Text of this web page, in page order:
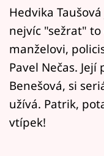
Přihlášení
Sledujte nás
Hedvika
nejvíc "sežrat"
manželovi,
Pavel Nečas.
Benešová, si
užívá. Patrik,
vtípek!